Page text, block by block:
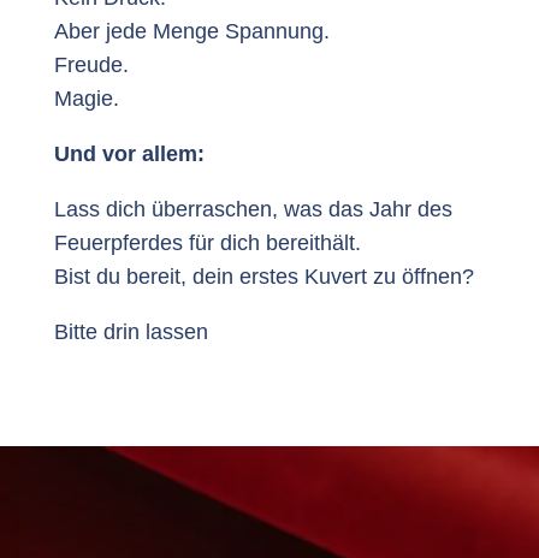
Aber jede Menge Spannung.
Freude.
Magie.
Und vor allem:
Lass dich überraschen, was das Jahr des
Feuerpferdes für dich bereithält.
Bist du bereit, dein erstes Kuvert zu öffnen?
Bitte drin lassen